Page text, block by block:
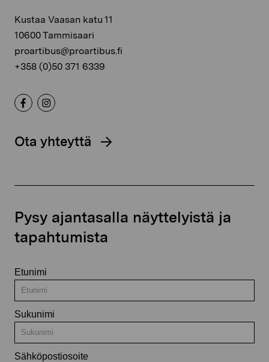
Kustaa Vaasan katu 11
10600 Tammisaari
proartibus@proartibus.fi
+358 (0)50 371 6339
Ota yhteyttä
Pysy ajantasalla näyttelyistä ja
tapahtumista
Etunimi
Sukunimi
Sähköpostiosoite